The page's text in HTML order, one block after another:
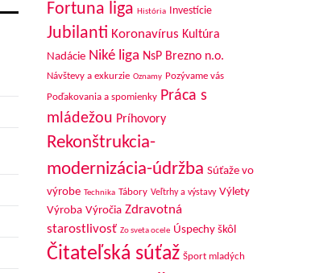
Fortuna liga História Investície
Jubilanti Koronavírus Kultúra
Nadácie Niké liga NsP Brezno n.o.
Návštevy a exkurzie Oznamy Pozývame vás
Poďakovania a spomienky Práca s
mládežou Príhovory
Rekonštrukcia-
modernizácia-údržba Súťaže vo
výrobe Technika Tábory Veľtrhy a výstavy Výlety
Výroba Výročia Zdravotná
starostlivosť Zo sveta ocele Úspechy škôl
Čitateľská súťaž Šport mladých